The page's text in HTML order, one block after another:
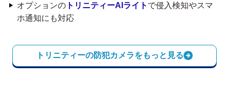
オプションの トリニティーAIライト で侵入検知やスマ
ホ通知にも対応
トリニティーの防犯カメラをもっと見る